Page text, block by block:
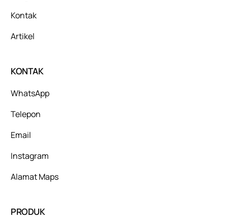
Kontak
Artikel
KONTAK
WhatsApp
Telepon
Email
Instagram
Alamat Maps
PRODUK